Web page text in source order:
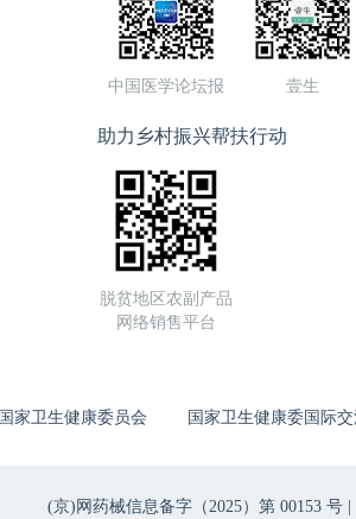
中国医学论坛报 壹生
助力乡村振兴帮扶行动
脱贫地区农副产品
网络销售平台
国家卫生健康委员会 国家卫生健康委国际
(京)网药械信息备字（2025）第 00153 号 |